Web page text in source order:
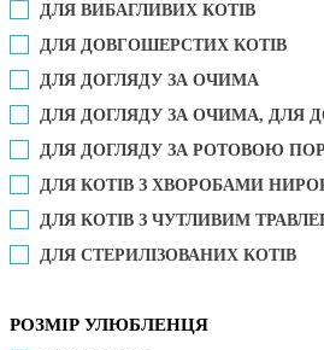
ДЛЯ ВИБАГЛИВИХ КОТІВ
ДЛЯ ДОВГОШЕРСТИХ КОТІВ
ДЛЯ ДОГЛЯДУ ЗА ОЧИМА
ДЛЯ ДОГЛЯДУ ЗА ОЧИМА, ДЛЯ
ДЛЯ ДОГЛЯДУ ЗА РОТОВОЮ
ДЛЯ КОТІВ З ХВОРОБАМИ
ДЛЯ КОТІВ З ЧУТЛИВИМ
ДЛЯ СТЕРИЛІЗОВАНИХ КОТІВ
РОЗМІР УЛЮБЛЕНЦЯ